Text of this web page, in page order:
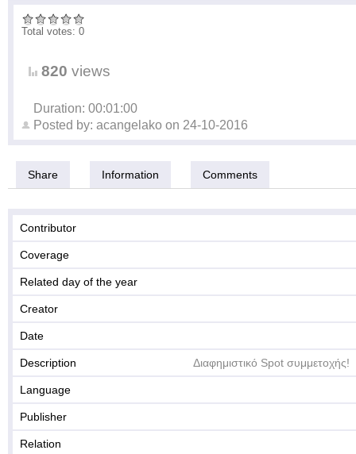
Total votes: 0
820 views
Duration: 00:01:00
Posted by: acangelako on 24-10-2016
Share Information Comments
Contributor
Coverage
Related day of the year
Creator
Date
Description Διαφημιστικό Spot συμμετοχής!
Language
Publisher
Relation